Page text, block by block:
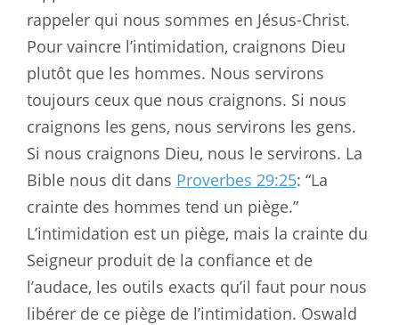
rappeler qui nous sommes en Jésus-Christ.
Pour vaincre l’intimidation, craignons Dieu
plutôt que les hommes. Nous servirons
toujours ceux que nous craignons. Si nous
craignons les gens, nous servirons les gens.
Si nous craignons Dieu, nous le servirons. La
Bible nous dit dans Proverbes 29:25: “La
crainte des hommes tend un piège.”
L’intimidation est un piège, mais la crainte du
Seigneur produit de la confiance et de
l’audace, les outils exacts qu’il faut pour nous
libérer de ce piège de l’intimidation. Oswald